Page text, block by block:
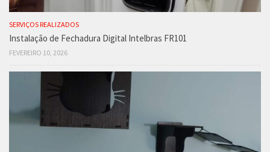
SERVIÇOS REALIZADOS
Instalação de Fechadura Digital Intelbras FR101
FEVEREIRO 10, 2026